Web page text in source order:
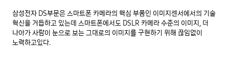
삼성전자 DS부문은 스마트폰 카메라의 핵심 부품인 이미지센서에서의 기술
혁신을 거듭하고 있는데 스마트폰에서도 DSLR 카메라 수준의 이미지, 더
나아가 사람이 눈으로 보는 그대로의 이미지를 구현하기 위해 끊임없이
노력하고있다.